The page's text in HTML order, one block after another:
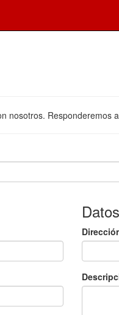
nosotros. Responderemos